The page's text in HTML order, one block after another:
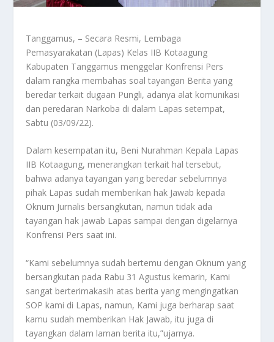
Tanggamus, – Secara Resmi, Lembaga
Pemasyarakatan (Lapas) Kelas IIB Kotaagung
Kabupaten Tanggamus menggelar Konfrensi Pers
dalam rangka membahas soal tayangan Berita yang
beredar terkait dugaan Pungli, adanya alat komunikasi
dan peredaran Narkoba di dalam Lapas setempat,
Sabtu (03/09/22).
Dalam kesempatan itu, Beni Nurahman Kepala Lapas
IIB Kotaagung, menerangkan terkait hal tersebut,
bahwa adanya tayangan yang beredar sebelumnya
pihak Lapas sudah memberikan hak Jawab kepada
Oknum Jurnalis bersangkutan, namun tidak ada
tayangan hak jawab Lapas sampai dengan digelarnya
Konfrensi Pers saat ini.
“Kami sebelumnya sudah bertemu dengan Oknum yang
bersangkutan pada Rabu 31 Agustus kemarin, Kami
sangat berterimakasih atas berita yang mengingatkan
SOP kami di Lapas, namun, Kami juga berharap saat
kamu sudah memberikan Hak Jawab, itu juga di
tayangkan dalam laman berita itu,”ujarnya.